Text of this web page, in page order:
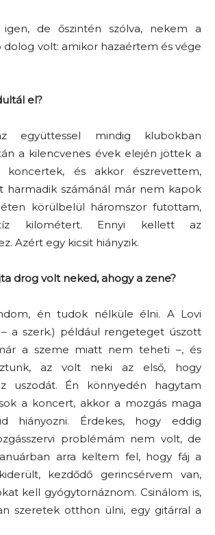
de őszintén szólva, nekem a
dolog volt: amikor hazaértem és vége
el?
együttessel mindig klubokban
a kilencvenes évek elején jöttek a
koncertek, és akkor észrevettem,
harmadik számánál már nem kapok
körülbelül háromszor futottam,
tíz kilométert. Ennyi kellett az
Azért egy kicsit hiányzik.
drog volt neked, ahogy a zene?
én tudok nélküle élni. A Lovi
a szerk.) például rengeteget úszott
a szeme miatt nem teheti –, és
az volt neki az első, hogy
uszodát. Én könnyedén hagytam
a koncert, akkor a mozgás maga
hiányozni. Érdekes, hogy eddig
problémám nem volt, de
arra keltem fel, hogy fáj a
kezdődő gerincsérvem van,
kell gyógytornáznom. Csinálom is,
szeretek otthon ülni, egy gitárral a